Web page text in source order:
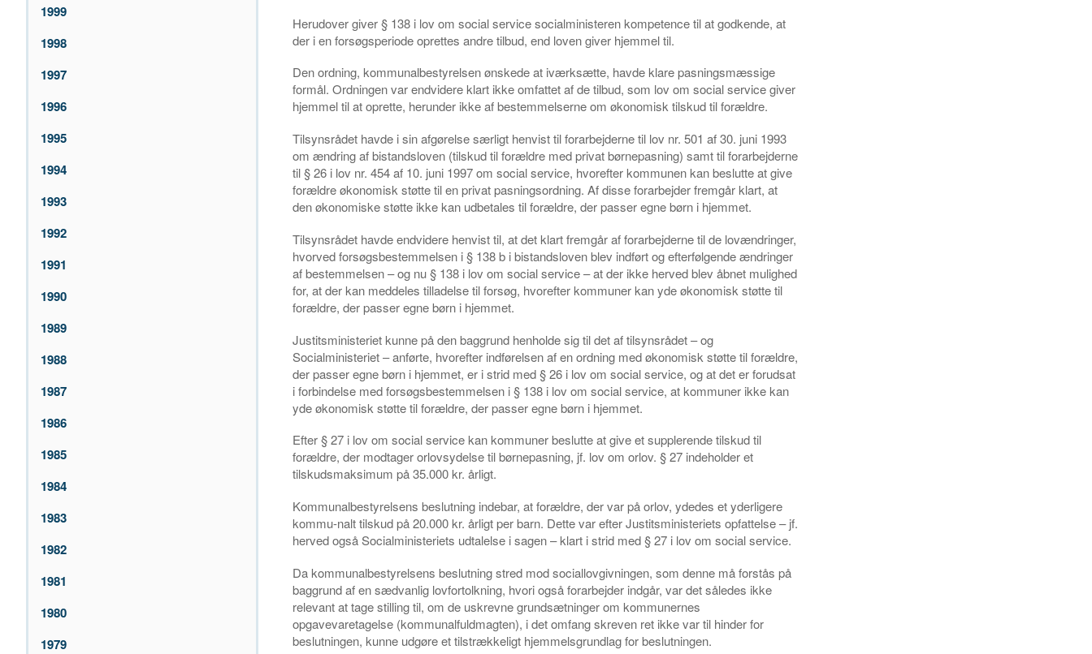
1999
1998
1997
1996
1995
1994
1993
1992
1991
1990
1989
1988
1987
1986
1985
1984
1983
1982
1981
1980
1979
Herudover giver § 138 i lov om social service socialministeren kompetence til at godkende, at
der i en forsøgsperiode oprettes andre tilbud, end loven giver hjemmel til.
Den ordning, kommunalbestyrelsen ønskede at iværksætte, havde klare pasningsmæssige
formål. Ordningen var endvidere klart ikke omfattet af de tilbud, som lov om social service giver
hjemmel til at oprette, herunder ikke af bestemmelserne om økonomisk tilskud til forældre.
Tilsynsrådet havde i sin afgørelse særligt henvist til forarbejderne til lov nr. 501 af 30. juni 1993
om ændring af bistandsloven (tilskud til forældre med privat børnepasning) samt til forarbejderne
til § 26 i lov nr. 454 af 10. juni 1997 om social service, hvorefter kommunen kan beslutte at give
forældre økonomisk støtte til en privat pasningsordning. Af disse forarbejder fremgår klart, at
den økonomiske støtte ikke kan udbetales til forældre, der passer egne børn i hjemmet.
Tilsynsrådet havde endvidere henvist til, at det klart fremgår af forarbejderne til de lovændringer,
hvorved forsøgsbestemmelsen i § 138 b i bistandsloven blev indført og efterfølgende ændringer
af bestemmelsen – og nu § 138 i lov om social service – at der ikke herved blev åbnet mulighed
for, at der kan meddeles tilladelse til forsøg, hvorefter kommuner kan yde økonomisk støtte til
forældre, der passer egne børn i hjemmet.
Justitsministeriet kunne på den baggrund henholde sig til det af tilsynsrådet – og
Socialministeriet – anførte, hvorefter indførelsen af en ordning med økonomisk støtte til forældre,
der passer egne børn i hjemmet, er i strid med § 26 i lov om social service, og at det er forudsat
i forbindelse med forsøgsbestemmelsen i § 138 i lov om social service, at kommuner ikke kan
yde økonomisk støtte til forældre, der passer egne børn i hjemmet.
Efter § 27 i lov om social service kan kommuner beslutte at give et supplerende tilskud til
forældre, der modtager orlovsydelse til børnepasning, jf. lov om orlov. § 27 indeholder et
tilskudsmaksimum på 35.000 kr. årligt.
Kommunalbestyrelsens beslutning indebar, at forældre, der var på orlov, ydedes et yderligere
kommu-nalt tilskud på 20.000 kr. årligt per barn. Dette var efter Justitsministeriets opfattelse – jf.
herved også Socialministeriets udtalelse i sagen – klart i strid med § 27 i lov om social service.
Da kommunalbestyrelsens beslutning stred mod sociallovgivningen, som denne må forstås på
baggrund af en sædvanlig lovfortolkning, hvori også forarbejder indgår, var det således ikke
relevant at tage stilling til, om de uskrevne grundsætninger om kommunernes
opgavevaretagelse (kommunalfuldmagten), i det omfang skreven ret ikke var til hinder for
beslutningen, kunne udgøre et tilstrækkeligt hjemmelsgrundlag for beslutningen.